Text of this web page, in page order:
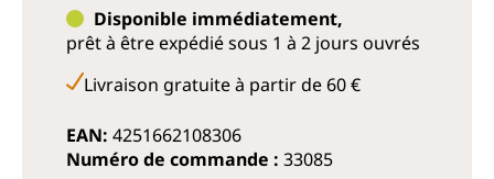
Disponible immédiatement,
prêt à être expédié sous 1 à 2 jours ouvrés
Livraison gratuite à partir de 60 €
EAN: 4251662108306
Numéro de commande : 33085